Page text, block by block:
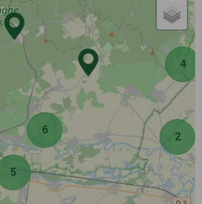
4
2
5
6